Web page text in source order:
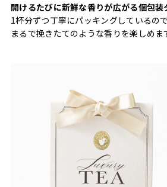
開けるたびに新鮮な香りが広がる個包装
1杯分ずつ丁寧にパッキングしているの
まるで挽きたてのような香りを楽しめま